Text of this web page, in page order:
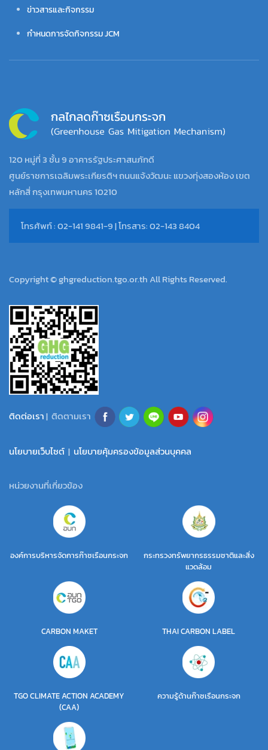
ข่าวสารและกิจกรรม
กำหนดการจัดกิจกรรม JCM
120 หมู่ที่ 3 ชั้น 9 อาคารรัฐประศาสนภักดี
ศูนย์ราชการเฉลิมพระเกียรติฯ ถนนแจ้งวัฒนะ แขวงทุ่งสองห้อง เขต
หลักสี่ กรุงเทพมหานคร 10210
โทรศัพท์ : 02-141 9841-9 | โทรสาร: 02-143 8404
Copyright © ghgreduction.tgo.or.th All Rights Reserved.
ติดต่อเรา| ติดตามเรา
นโยบายเว็บไซต์ | นโยบายคุ้มครองข้อมูลส่วนบุคคล
หน่วยงานที่เกี่ยวข้อง
องค์การบริหารจัดการก๊าซเรือนกระจก
กระทรวงทรัพยากรธรรมชาติและสิ่ง
แวดล้อม
CARBON MAKET THAI CARBON LABEL
TGO CLIMATE ACTION ACADEMY
(CAA)
ความรู้ด้านก๊าซเรือนกระจก